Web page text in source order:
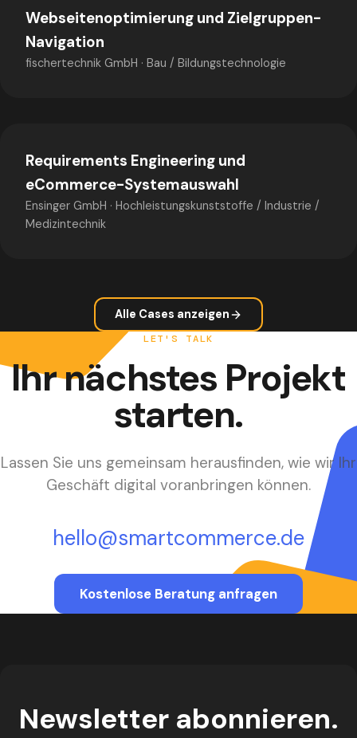
Webseitenoptimierung und Zielgruppen-
Navigation
fischertechnik GmbH · Bau / Bildungstechnologie
Requirements Engineering und
eCommerce-Systemauswahl
Ensinger GmbH · Hochleistungskunststoffe / Industrie /
Medizintechnik
Alle Cases anzeigen
LET'S TALK
Ihr nächstes Projekt
starten.
Lassen Sie uns gemeinsam herausfinden, wie wir Ihr
Geschäft digital voranbringen können.
hello@smartcommerce.de
Kostenlose Beratung anfragen
Newsletter abonnieren.